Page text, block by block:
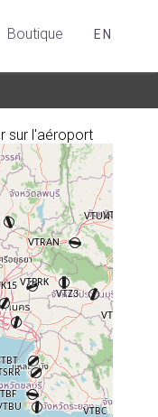
Boutique EN
sur l'aéroport